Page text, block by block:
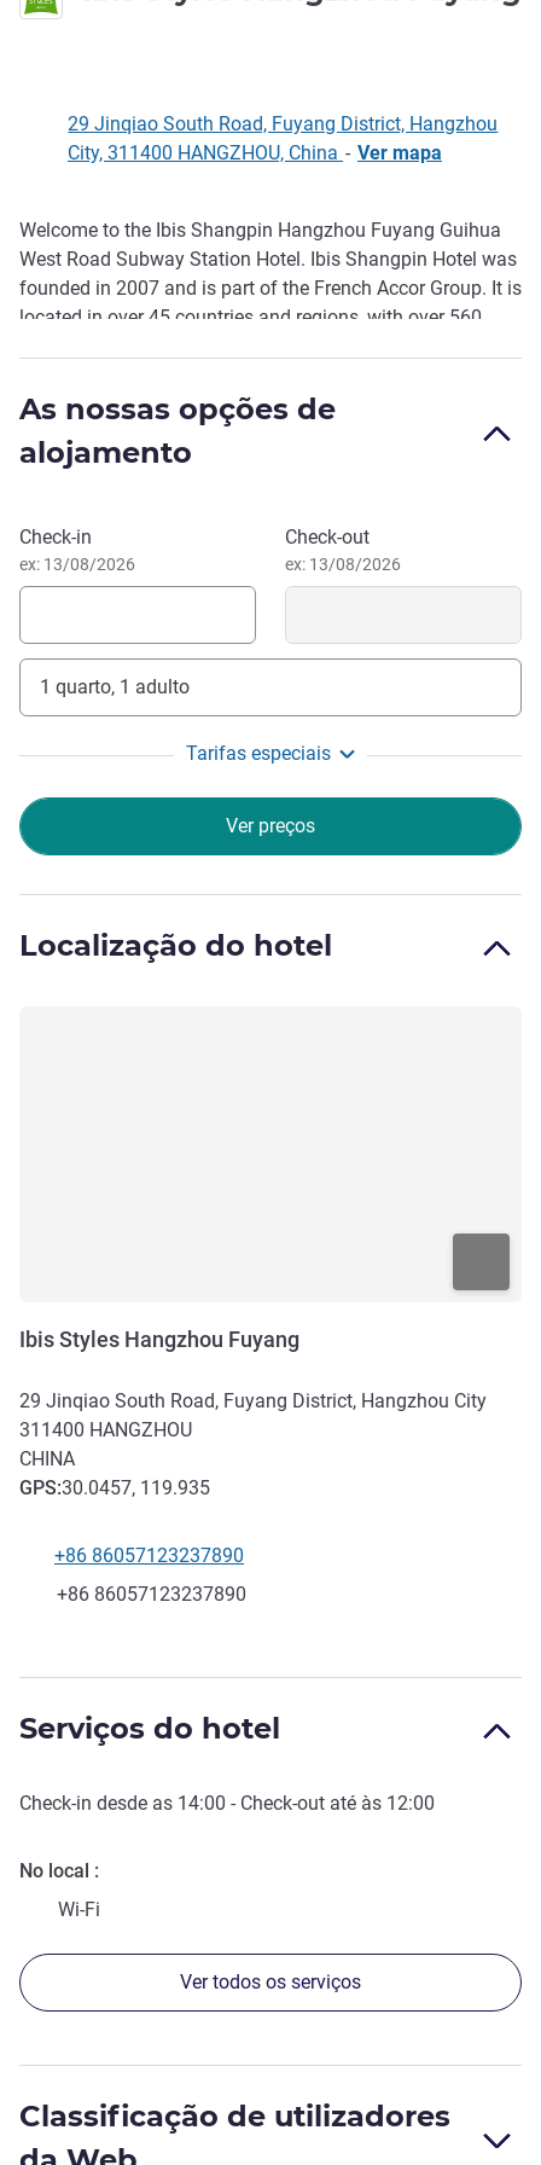
29 Jinqiao South Road, Fuyang District, Hangzhou
City, 311400 HANGZHOU, China - Ver mapa
Descrição
Welcome to the Ibis Shangpin Hangzhou Fuyang Guihua
West Road Subway Station Hotel. Ibis Shangpin Hotel was
founded in 2007 and is part of the French Accor Group. It is
located in over 45 countries and regions, with over 560
Fuyang District, Hangzhou, approximately 350 meters from
the exit E of Metro Line 6; The hotel has a free parking lot
and a 24-hour self-service laundry room,
As nossas opções de
alojamento
Reservar este hotel
Check-in
ex: 13/08/2026
Check-out
ex: 13/08/2026
1 quarto, 1 adulto
Tarifas especiais
Ver preços
Localização do hotel
Ibis Styles Hangzhou Fuyang
29 Jinqiao South Road, Fuyang District, Hangzhou City
311400 HANGZHOU
CHINA
GPS:30.0457, 119.935
Telefone
+86 86057123237890
Fax
+86 86057123237890
Serviços do hotel
Check-in desde as 14:00 - Check-out até às 12:00
No local
Wi-Fi
Ver todos os serviços
Classificação de utilizadores